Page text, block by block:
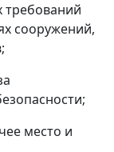
требований
сооружений,
место и